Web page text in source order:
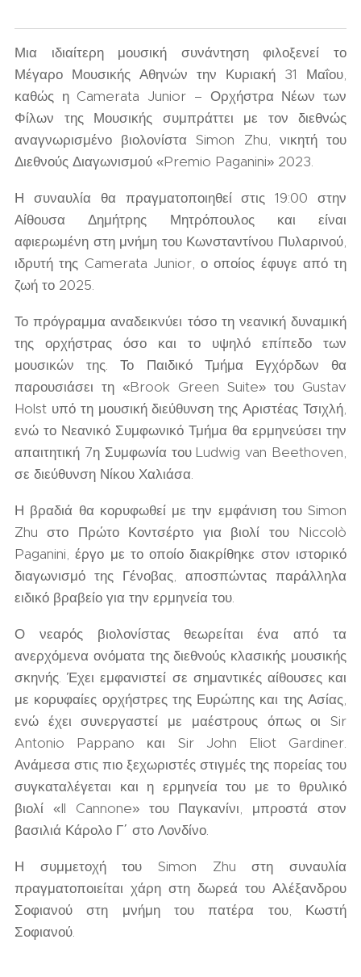
Μια ιδιαίτερη μουσική συνάντηση φιλοξενεί το
Μέγαρο Μουσικής Αθηνών την Κυριακή 31 Μαΐου,
καθώς η Camerata Junior – Ορχήστρα Νέων των
Φίλων της Μουσικής συμπράττει με τον διεθνώς
αναγνωρισμένο βιολονίστα Simon Zhu, νικητή του
Διεθνούς Διαγωνισμού «Premio Paganini» 2023.
Η συναυλία θα πραγματοποιηθεί στις 19:00 στην
Αίθουσα Δημήτρης Μητρόπουλος και είναι
αφιερωμένη στη μνήμη του Κωνσταντίνου Πυλαρινού,
ιδρυτή της Camerata Junior, ο οποίος έφυγε από τη
ζωή το 2025.
Το πρόγραμμα αναδεικνύει τόσο τη νεανική δυναμική
της ορχήστρας όσο και το υψηλό επίπεδο των
μουσικών της. Το Παιδικό Τμήμα Εγχόρδων θα
παρουσιάσει τη «Brook Green Suite» του Gustav
Holst υπό τη μουσική διεύθυνση της Αριστέας Τσιχλή,
ενώ το Νεανικό Συμφωνικό Τμήμα θα ερμηνεύσει την
απαιτητική 7η Συμφωνία του Ludwig van Beethoven,
σε διεύθυνση Νίκου Χαλιάσα.
Η βραδιά θα κορυφωθεί με την εμφάνιση του Simon
Zhu στο Πρώτο Κοντσέρτο για βιολί του Niccolò
Paganini, έργο με το οποίο διακρίθηκε στον ιστορικό
διαγωνισμό της Γένοβας, αποσπώντας παράλληλα
ειδικό βραβείο για την ερμηνεία του.
Ο νεαρός βιολονίστας θεωρείται ένα από τα
ανερχόμενα ονόματα της διεθνούς κλασικής μουσικής
σκηνής. Έχει εμφανιστεί σε σημαντικές αίθουσες και
με κορυφαίες ορχήστρες της Ευρώπης και της Ασίας,
ενώ έχει συνεργαστεί με μαέστρους όπως οι Sir
Antonio Pappano και Sir John Eliot Gardiner.
Ανάμεσα στις πιο ξεχωριστές στιγμές της πορείας του
συγκαταλέγεται και η ερμηνεία του με το θρυλικό
βιολί «Il Cannone» του Παγκανίνι, μπροστά στον
βασιλιά Κάρολο Γ΄ στο Λονδίνο.
Η συμμετοχή του Simon Zhu στη συναυλία
πραγματοποιείται χάρη στη δωρεά του Αλέξανδρου
Σοφιανού στη μνήμη του πατέρα του, Κωστή
Σοφιανού.